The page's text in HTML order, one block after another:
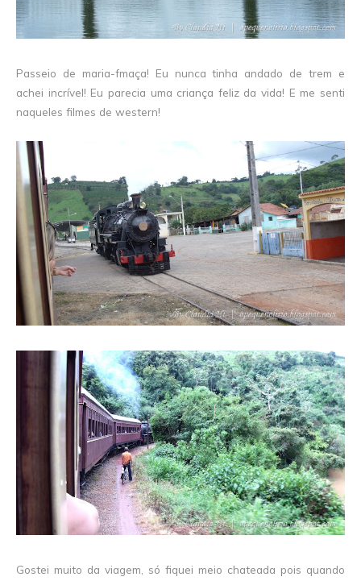
Passeio de maria-fmaça! Eu nunca tinha andado de trem e
achei incrível! Eu parecia uma criança feliz da vida! E me senti
naqueles filmes de western!
Gostei muito da viagem, só fiquei meio chateada pois quando